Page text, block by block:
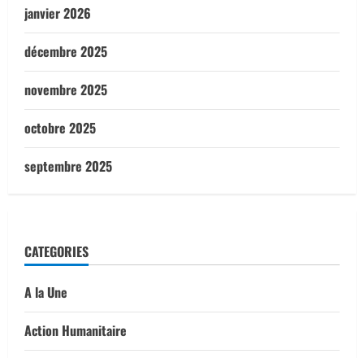
janvier 2026
décembre 2025
novembre 2025
octobre 2025
septembre 2025
CATEGORIES
A la Une
Action Humanitaire